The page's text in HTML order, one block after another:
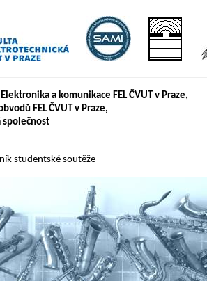
a komunikace FEL ČVUT v Praze,
FEL ČVUT v Praze,
společnost
studentské soutěže